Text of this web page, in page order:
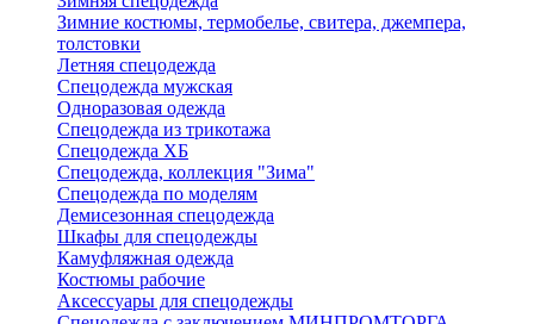
Зимние костюмы, термобелье, свитера, джемпера,
толстовки
Летняя спецодежда
Спецодежда мужская
Одноразовая одежда
Спецодежда из трикотажа
Спецодежда ХБ
Спецодежда, коллекция "Зима"
Спецодежда по моделям
Демисезонная спецодежда
Шкафы для спецодежды
Камуфляжная одежда
Костюмы рабочие
Аксессуары для спецодежды